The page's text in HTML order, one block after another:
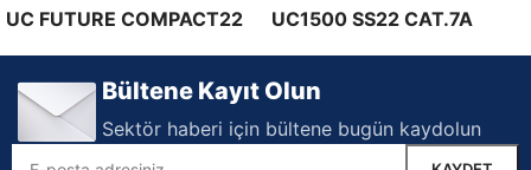
UC FUTURE COMPACT22
UC1500 SS22 CAT.7A
Bültene Kayıt Olun
Sektör haberi için bültene bugün kaydolun